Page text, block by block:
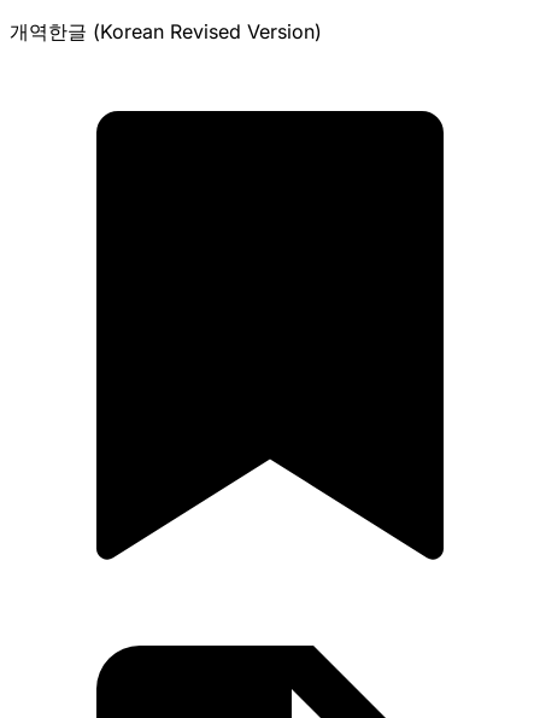
개역한글 (Korean Revised Version)